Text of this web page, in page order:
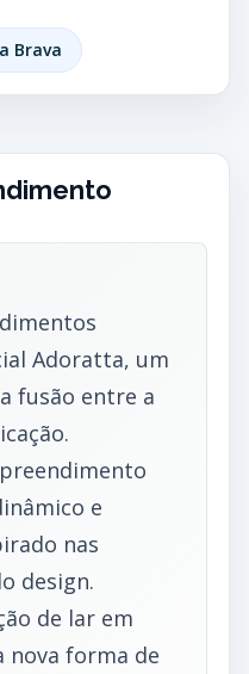
Brava
Adoratta, um
fusão entre a
e
nas
design.
de lar em
nova forma de